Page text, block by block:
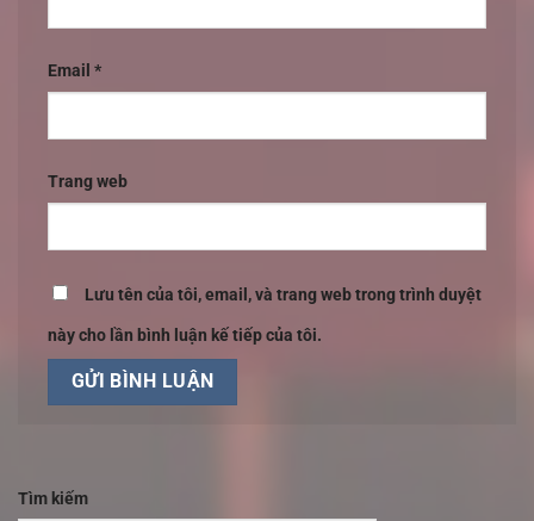
Email *
Trang web
Lưu tên của tôi, email, và trang web trong trình duyệt
này cho lần bình luận kế tiếp của tôi.
Tìm kiếm